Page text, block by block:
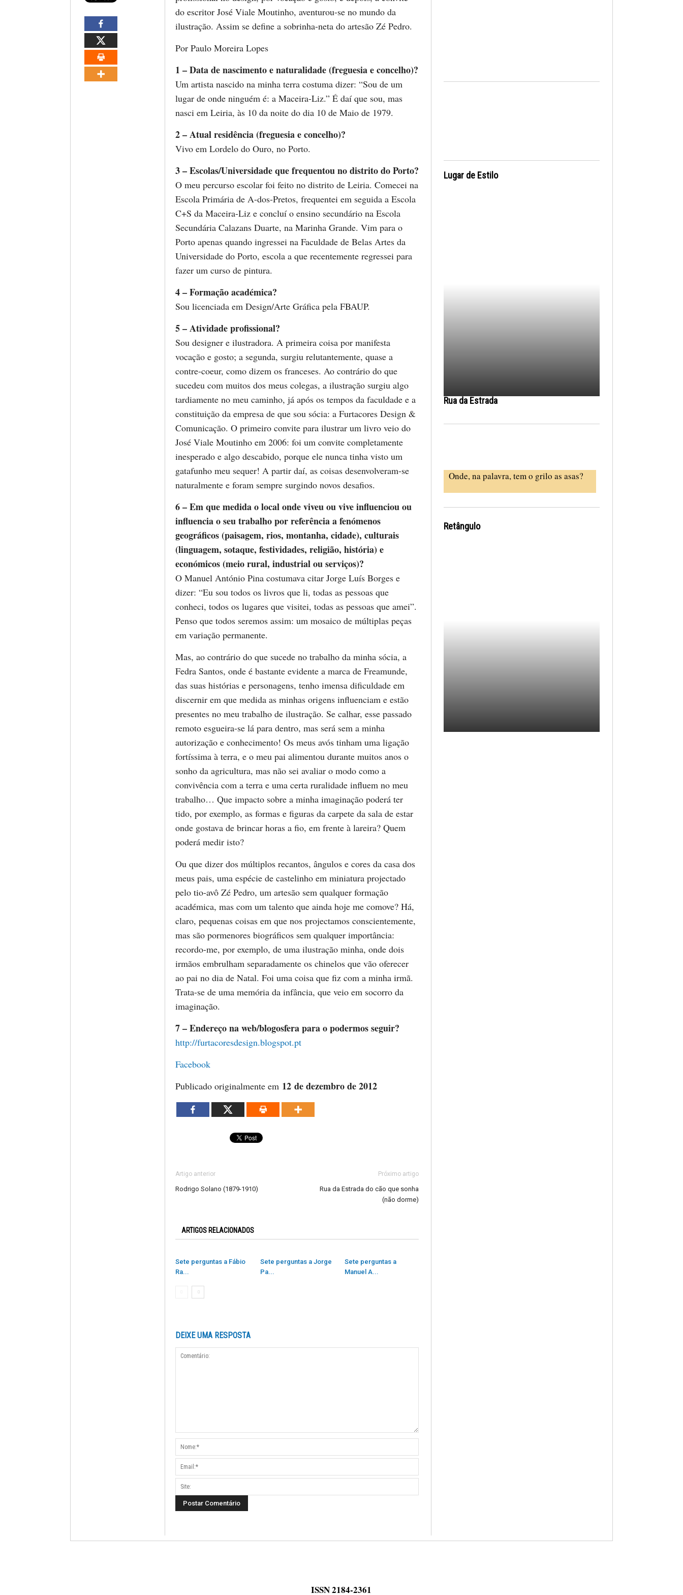
do escritor José Viale Moutinho, aventurou-se no mundo da
ilustração. Assim se define a sobrinha-neta do artesão Zé Pedro.
Por Paulo Moreira Lopes
1 – Data de nascimento e naturalidade (freguesia e concelho)?
Um artista nascido na minha terra costuma dizer: “Sou de um
lugar de onde ninguém é: a Maceira-Liz.” É daí que sou, mas
nasci em Leiria, às 10 da noite do dia 10 de Maio de 1979.
2 – Atual residência (freguesia e concelho)?
Vivo em Lordelo do Ouro, no Porto.
3 – Escolas/Universidade que frequentou no distrito do Porto?
O meu percurso escolar foi feito no distrito de Leiria. Comecei na
Escola Primária de A-dos-Pretos, frequentei em seguida a Escola
C+S da Maceira-Liz e concluí o ensino secundário na Escola
Secundária Calazans Duarte, na Marinha Grande. Vim para o
Porto apenas quando ingressei na Faculdade de Belas Artes da
Universidade do Porto, escola a que recentemente regressei para
fazer um curso de pintura.
4 – Formação académica?
Sou licenciada em Design/Arte Gráfica pela FBAUP.
5 – Atividade profissional?
Sou designer e ilustradora. A primeira coisa por manifesta
vocação e gosto; a segunda, surgiu relutantemente, quase a
contre-coeur, como dizem os franceses. Ao contrário do que
sucedeu com muitos dos meus colegas, a ilustração surgiu algo
tardiamente no meu caminho, já após os tempos da faculdade e a
constituição da empresa de que sou sócia: a Furtacores Design &
Comunicação. O primeiro convite para ilustrar um livro veio do
José Viale Moutinho em 2006: foi um convite completamente
inesperado e algo descabido, porque ele nunca tinha visto um
gatafunho meu sequer! A partir daí, as coisas desenvolveram-se
naturalmente e foram sempre surgindo novos desafios.
6 – Em que medida o local onde viveu ou vive influenciou ou
influencia o seu trabalho por referência a fenómenos
geográficos (paisagem, rios, montanha, cidade), culturais
(linguagem, sotaque, festividades, religião, história) e
económicos (meio rural, industrial ou serviços)?
O Manuel António Pina costumava citar Jorge Luís Borges e
dizer: “Eu sou todos os livros que li, todas as pessoas que
conheci, todos os lugares que visitei, todas as pessoas que amei”.
Penso que todos seremos assim: um mosaico de múltiplas peças
em variação permanente.
Mas, ao contrário do que sucede no trabalho da minha sócia, a
Fedra Santos, onde é bastante evidente a marca de Freamunde,
das suas histórias e personagens, tenho imensa dificuldade em
discernir em que medida as minhas origens influenciam e estão
presentes no meu trabalho de ilustração. Se calhar, esse passado
remoto esgueira-se lá para dentro, mas será sem a minha
autorização e conhecimento! Os meus avós tinham uma ligação
fortíssima à terra, e o meu pai alimentou durante muitos anos o
sonho da agricultura, mas não sei avaliar o modo como a
convivência com a terra e uma certa ruralidade influem no meu
trabalho… Que impacto sobre a minha imaginação poderá ter
tido, por exemplo, as formas e figuras da carpete da sala de estar
onde gostava de brincar horas a fio, em frente à lareira? Quem
poderá medir isto?
Ou que dizer dos múltiplos recantos, ângulos e cores da casa dos
meus pais, uma espécie de castelinho em miniatura projectado
pelo tio-avô Zé Pedro, um artesão sem qualquer formação
académica, mas com um talento que ainda hoje me comove? Há,
claro, pequenas coisas em que nos projectamos conscientemente,
mas são pormenores biográficos sem qualquer importância:
recordo-me, por exemplo, de uma ilustração minha, onde dois
irmãos embrulham separadamente os chinelos que vão oferecer
ao pai no dia de Natal. Foi uma coisa que fiz com a minha irmã.
Trata-se de uma memória da infância, que veio em socorro da
imaginação.
7 – Endereço na web/blogosfera para o podermos seguir?
http://furtacoresdesign.blogspot.pt
Facebook
Publicado originalmente em 12 de dezembro de 2012
Artigo anterior
Rodrigo Solano (1879-1910)
Próximo artigo
Rua da Estrada do cão que sonha
(não dorme)
ARTIGOS RELACIONADOS
Sete perguntas a Fábio
Ra...
Sete perguntas a Jorge
Pa...
Sete perguntas a
Manuel A...
DEIXE UMA RESPOSTA
Lugar de Estilo
Rua da Estrada
Onde, na palavra, tem o grilo as asas?
Retângulo
ISSN 2184-2361